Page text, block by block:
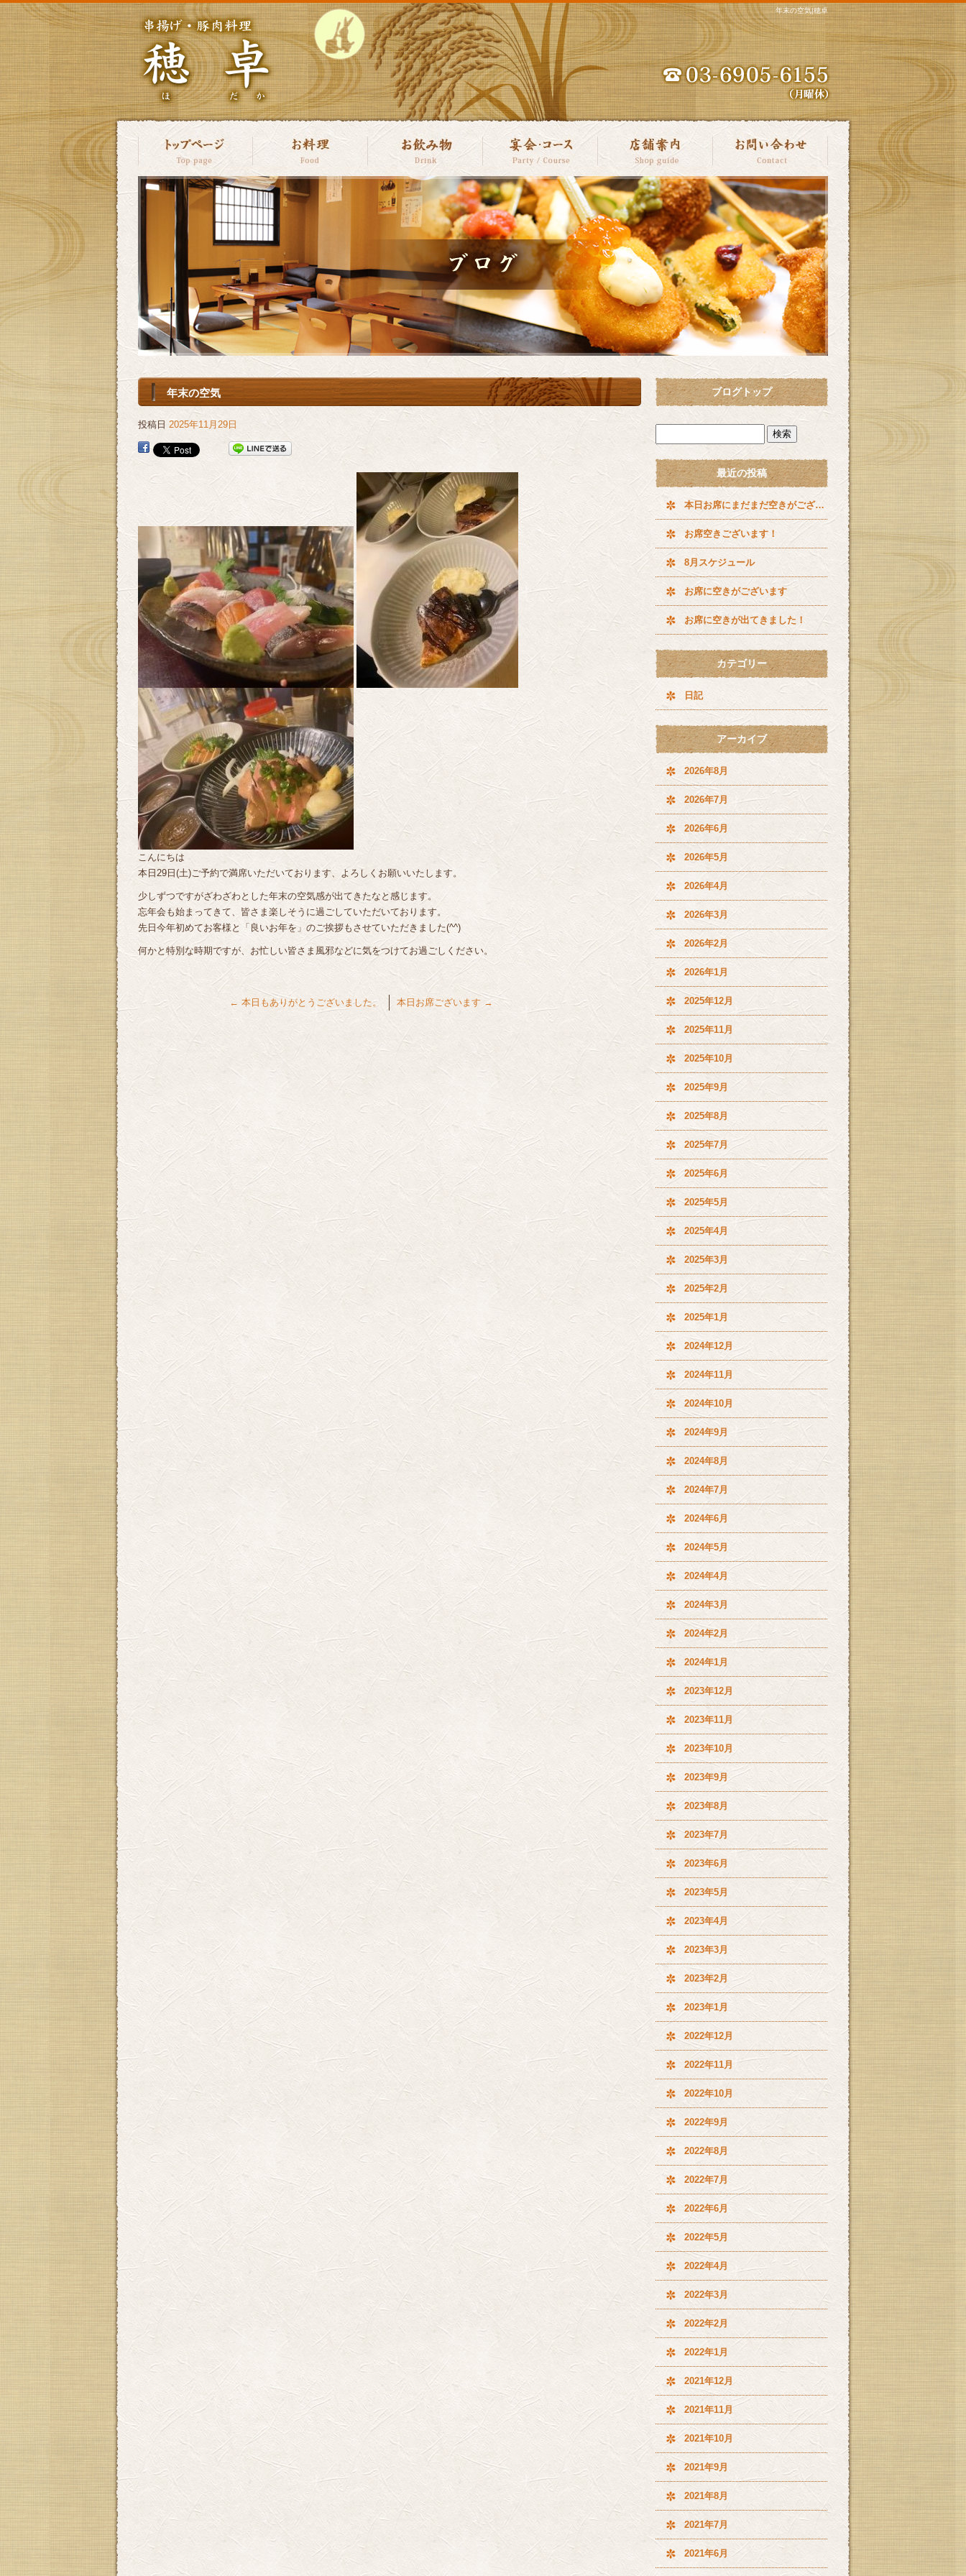
年末の空気|穂卓
年末の空気
投稿日 2025年11月29日
こんにちは
本日29日(土)ご予約で満席いただいております、よろしくお願いいたします。
少しずつですがざわざわとした年末の空気感が出てきたなと感じます。
忘年会も始まってきて、皆さま楽しそうに過ごしていただいております。
先日今年初めてお客様と「良いお年を」のご挨拶もさせていただきました(^^)
何かと特別な時期ですが、お忙しい皆さま風邪などに気をつけてお過ごしください。
← 本日もありがとうございました。 本日お席ございます →
ブログトップ
最近の投稿
本日お席にまだまだ空きがございます^ ^
お席空きございます！
8月スケジュール
お席に空きがございます
お席に空きが出てきました！
カテゴリー
日記
アーカイブ
2026年8月
2026年7月
2026年6月
2026年5月
2026年4月
2026年3月
2026年2月
2026年1月
2025年12月
2025年11月
2025年10月
2025年9月
2025年8月
2025年7月
2025年6月
2025年5月
2025年4月
2025年3月
2025年2月
2025年1月
2024年12月
2024年11月
2024年10月
2024年9月
2024年8月
2024年7月
2024年6月
2024年5月
2024年4月
2024年3月
2024年2月
2024年1月
2023年12月
2023年11月
2023年10月
2023年9月
2023年8月
2023年7月
2023年6月
2023年5月
2023年4月
2023年3月
2023年2月
2023年1月
2022年12月
2022年11月
2022年10月
2022年9月
2022年8月
2022年7月
2022年6月
2022年5月
2022年4月
2022年3月
2022年2月
2022年1月
2021年12月
2021年11月
2021年10月
2021年9月
2021年8月
2021年7月
2021年6月